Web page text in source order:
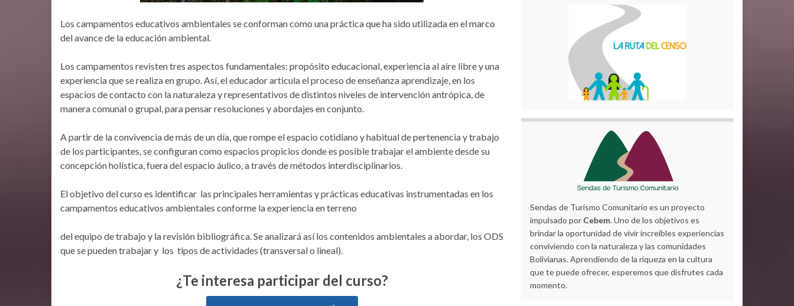
Los campamentos educativos ambientales se conforman como una práctica que ha sido utilizada en el marco
del avance de la educación ambiental.
Los campamentos revisten tres aspectos fundamentales: propósito educacional, experiencia al aire libre y una
experiencia que se realiza en grupo. Así, el educador articula el proceso de enseñanza aprendizaje, en los
espacios de contacto con la naturaleza y representativos de distintos niveles de intervención antrópica, de
manera comunal o grupal, para pensar resoluciones y abordajes en conjunto.
A partir de la convivencia de más de un día, que rompe el espacio cotidiano y habitual de pertenencia y trabajo
de los participantes, se configuran como espacios propicios donde es posible trabajar el ambiente desde su
concepción holística, fuera del espacio áulico, a través de métodos interdisciplinarios.
El objetivo del curso es identificar las principales herramientas y prácticas educativas instrumentadas en los
campamentos educativos ambientales conforme la experiencia en terreno
del equipo de trabajo y la revisión bibliográfica. Se analizará así los contenidos ambientales a abordar, los ODS
que se pueden trabajar y los tipos de actividades (transversal o lineal).
¿Te interesa participar del curso?
Sendas de Turismo Comunitario es un proyecto
impulsado por Cebem. Uno de los objetivos es
brindar la oportunidad de vivir increíbles experiencias
conviviendo con la naturaleza y las comunidades
Bolivianas. Aprendiendo de la riqueza en la cultura
que te puede ofrecer, esperemos que disfrutes cada
momento.